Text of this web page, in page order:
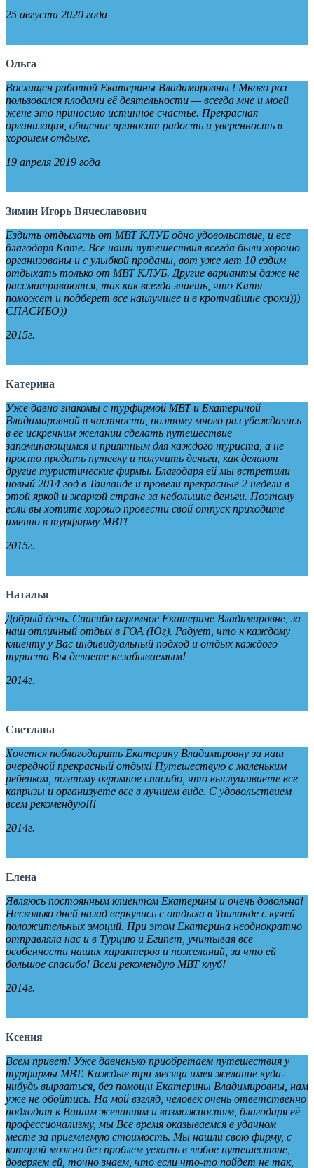
25 августа 2020 года
Ольга
Восхищен работой Екатерины Владимировны ! Много раз
пользовался плодами её деятельности — всегда мне и моей
жене это приносило истинное счастье. Прекрасная
организация, общение приносит радость и уверенность в
хорошем отдыхе.
19 апреля 2019 года
Зимин Игорь Вячеславович
Ездить отдыхать от МВТ КЛУБ одно удовольствие, и все
благодаря Кате. Все наши путешествия всегда были хорошо
организованы и с улыбкой проданы, вот уже лет 10 ездим
отдыхать только от МВТ КЛУБ. Другие варианты даже не
рассматриваются, так как всегда знаешь, что Катя
поможет и подберет все наилучшее и в кротчайшие сроки)))
СПАСИБО))
2015г.
Катерина
Уже давно знакомы с турфирмой МВТ и Екатериной
Владимировной в частности, поэтому много раз убеждались
в ее искренним желании сделать путешествие
запоминающимся и приятным для каждого туриста, а не
просто продать путевку и получить деньги, как делают
другие туристические фирмы. Благодаря ей мы встретили
новый 2014 год в Таиланде и провели прекрасные 2 недели в
этой яркой и жаркой стране за небольшие деньги. Поэтому
если вы хотите хорошо провести свой отпуск приходите
именно в турфирму МВТ!
2015г.
Наталья
Добрый день. Спасибо огромное Екатерине Владимировне, за
наш отличный отдых в ГОА (Юг). Радует, что к каждому
клиенту у Вас индивидуальный подход и отдых каждого
туриста Вы делаете незабываемым!
2014г.
Светлана
Хочется поблагодарить Екатерину Владимировну за наш
очередной прекрасный отдых! Путешествую с маленьким
ребенком, поэтому огромное спасибо, что выслушиваете все
капризы и организуете все в лучшем виде. С удовольствием
всем рекомендую!!!
2014г.
Елена
Являюсь постоянным клиентом Екатерины и очень довольна!
Несколько дней назад вернулись с отдыха в Таиланде с кучей
положительных эмоций. При этом Екатерина неоднократно
отправляла нас и в Турцию и Египет, учитывая все
особенности наших характеров и пожеланий, за что ей
большое спасибо! Всем рекомендую МВТ клуб!
2014г.
Ксения
Всем привет! Уже давненько приобретаем путешествия у
турфирмы МВТ. Каждые три месяца имея желание куда-
нибудь вырваться, без помощи Екатерины Владимировны, нам
уже не обойтись. На мой взгляд, человек очень ответственно
подходит к Вашим желаниям и возможностям, благодаря её
профессионализму, мы Все время оказываемся в удачном
месте за приемлемую стоимость. Мы нашли свою фирму, с
которой можно без проблем уехать в любое путешествие,
доверяем ей, точно знаем, что если что-то пойдет не так,